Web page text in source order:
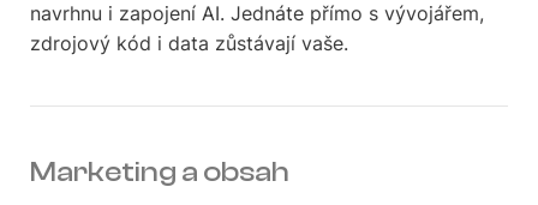
navrhnu i zapojení AI. Jednáte přímo s vývojářem,
zdrojový kód i data zůstávají vaše.
Marketing a obsah